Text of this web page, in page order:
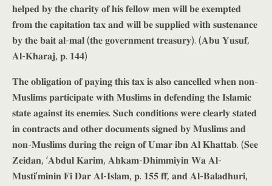
𝐡𝐞𝐥𝐩𝐞𝐝 𝐛𝐲 𝐭𝐡𝐞 𝐜𝐡𝐚𝐫𝐢𝐭𝐲 𝐨𝐟 𝐡𝐢𝐬 𝐟𝐞𝐥𝐥𝐨𝐰 𝐦𝐞𝐧 𝐰𝐢𝐥𝐥 𝐛𝐞 𝐞𝐱𝐞𝐦𝐩𝐭𝐞𝐝
𝐟𝐫𝐨𝐦 𝐭𝐡𝐞 𝐜𝐚𝐩𝐢𝐭𝐚𝐭𝐢𝐨𝐧 𝐭𝐚𝐱 𝐚𝐧𝐝 𝐰𝐢𝐥𝐥 𝐛𝐞 𝐬𝐮𝐩𝐩𝐥𝐢𝐞𝐝 𝐰𝐢𝐭𝐡 𝐬𝐮𝐬𝐭𝐞𝐧𝐚𝐧𝐜𝐞
𝐛𝐲 𝐭𝐡𝐞 𝐛𝐚𝐢𝐭 𝐚𝐥-𝐦𝐚𝐥 (𝐭𝐡𝐞 𝐠𝐨𝐯𝐞𝐫𝐧𝐦𝐞𝐧𝐭 𝐭𝐫𝐞𝐚𝐬𝐮𝐫𝐲). (𝐀𝐛𝐮 𝐘𝐮𝐬𝐮𝐟,
𝐀𝐥-𝐊𝐡𝐚𝐫𝐚𝐣, 𝐩. 𝟏𝟒𝟒)
𝐓𝐡𝐞 𝐨𝐛𝐥𝐢𝐠𝐚𝐭𝐢𝐨𝐧 𝐨𝐟 𝐩𝐚𝐲𝐢𝐧𝐠 𝐭𝐡𝐢𝐬 𝐭𝐚𝐱 𝐢𝐬 𝐚𝐥𝐬𝐨 𝐜𝐚𝐧𝐜𝐞𝐥𝐥𝐞𝐝 𝐰𝐡𝐞𝐧 𝐧𝐨𝐧-
𝐌𝐮𝐬𝐥𝐢𝐦𝐬 𝐩𝐚𝐫𝐭𝐢𝐜𝐢𝐩𝐚𝐭𝐞 𝐰𝐢𝐭𝐡 𝐌𝐮𝐬𝐥𝐢𝐦𝐬 𝐢𝐧 𝐝𝐞𝐟𝐞𝐧𝐝𝐢𝐧𝐠 𝐭𝐡𝐞 𝐈𝐬𝐥𝐚𝐦𝐢𝐜
𝐬𝐭𝐚𝐭𝐞 𝐚𝐠𝐚𝐢𝐧𝐬𝐭 𝐢𝐭𝐬 𝐞𝐧𝐞𝐦𝐢𝐞𝐬. 𝐒𝐮𝐜𝐡 𝐜𝐨𝐧𝐝𝐢𝐭𝐢𝐨𝐧𝐬 𝐰𝐞𝐫𝐞 𝐜𝐥𝐞𝐚𝐫𝐥𝐲 𝐬𝐭𝐚𝐭𝐞𝐝
𝐢𝐧 𝐜𝐨𝐧𝐭𝐫𝐚𝐜𝐭𝐬 𝐚𝐧𝐝 𝐨𝐭𝐡𝐞𝐫 𝐝𝐨𝐜𝐮𝐦𝐞𝐧𝐭𝐬 𝐬𝐢𝐠𝐧𝐞𝐝 𝐛𝐲 𝐌𝐮𝐬𝐥𝐢𝐦𝐬 𝐚𝐧𝐝
𝐧𝐨𝐧-𝐌𝐮𝐬𝐥𝐢𝐦𝐬 𝐝𝐮𝐫𝐢𝐧𝐠 𝐭𝐡𝐞 𝐫𝐞𝐢𝐠𝐧 𝐨𝐟 𝐔𝐦𝐚𝐫 𝐢𝐛𝐧 𝐀𝐥 𝐊𝐡𝐚𝐭𝐭𝐚𝐛. (𝐒𝐞𝐞
𝐙𝐞𝐢𝐝𝐚𝐧, ‘𝐀𝐛𝐝𝐮𝐥 𝐊𝐚𝐫𝐢𝐦, 𝐀𝐡𝐤𝐚𝐦-𝐃𝐡𝐢𝐦𝐦𝐢𝐲𝐢𝐧 𝐖𝐚 𝐀𝐥-
𝐌𝐮𝐬𝐭𝐢’𝐦𝐢𝐧𝐢𝐧 𝐅𝐢 𝐃𝐚𝐫 𝐀𝐥-𝐈𝐬𝐥𝐚𝐦, 𝐩. 𝟏𝟓𝟓 𝐟𝐟, 𝐚𝐧𝐝 𝐀𝐥-𝐁𝐚𝐥𝐚𝐝𝐡𝐮𝐫𝐢,